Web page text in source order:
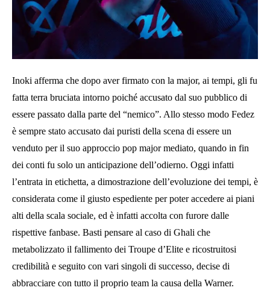
Inoki afferma che dopo aver firmato con la major, ai tempi, gli fu
fatta terra bruciata intorno poiché accusato dal suo pubblico di
essere passato dalla parte del “nemico”. Allo stesso modo Fedez
è sempre stato accusato dai puristi della scena di essere un
venduto per il suo approccio pop major mediato, quando in fin
dei conti fu solo un anticipazione dell’odierno. Oggi infatti
l’entrata in etichetta, a dimostrazione dell’evoluzione dei tempi, è
considerata come il giusto espediente per poter accedere ai piani
alti della scala sociale, ed è infatti accolta con furore dalle
rispettive fanbase. Basti pensare al caso di Ghali che
metabolizzato il fallimento dei Troupe d’Elite e ricostruitosi
credibilità e seguito con vari singoli di successo, decise di
abbracciare con tutto il proprio team la causa della Warner.